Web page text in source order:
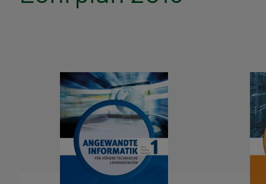
dieser
Reihe